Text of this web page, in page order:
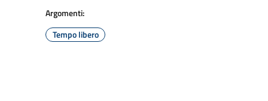
Argomenti:
Tempo libero